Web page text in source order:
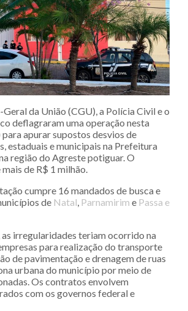
da União (CGU), a Polícia Civil e o
deflagraram uma operação nesta
apurar supostos desvios de
estaduais e municipais na Prefeitura
região do Agreste potiguar. O
de R$ 1 milhão.
cumpre 16 mandados de busca e
de Natal, Parnamirim e Passa e
as irregularidades teriam ocorrido na
para realização do transporte
de pavimentação e drenagem de ruas
urbana do município por meio de
Os contratos envolvem
com os governos federal e